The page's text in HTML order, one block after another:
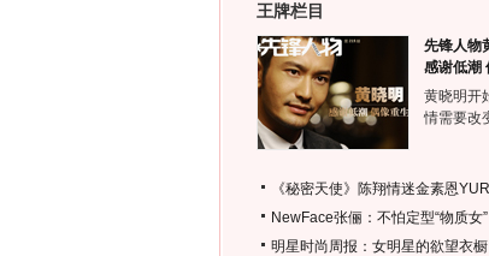
王牌栏目
先锋人物
感谢低潮
黄晓明开
情需要
《秘密天使》陈翔情迷金素恩
NewFace张俪：不怕定型“物质女”
明星时尚周报：女明星的欲望衣橱